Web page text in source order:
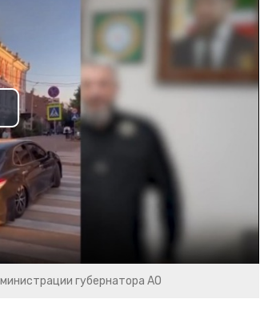
губернатора АО